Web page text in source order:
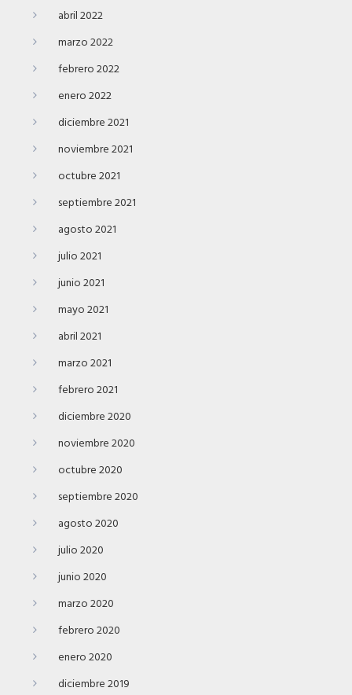
abril 2022
marzo 2022
febrero 2022
enero 2022
diciembre 2021
noviembre 2021
octubre 2021
septiembre 2021
agosto 2021
julio 2021
junio 2021
mayo 2021
abril 2021
marzo 2021
febrero 2021
diciembre 2020
noviembre 2020
octubre 2020
septiembre 2020
agosto 2020
julio 2020
junio 2020
marzo 2020
febrero 2020
enero 2020
diciembre 2019